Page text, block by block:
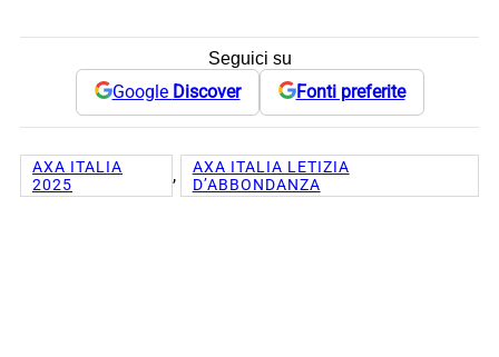
Seguici su
Google Discover Fonti preferite
AXA ITALIA
2025
,
AXA ITALIA LETIZIA
D’ABBONDANZA